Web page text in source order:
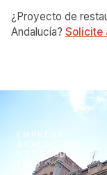
¿Proyecto de
Andalucía? Solicite
EMPRESA
ACREDITADA
K7 · DESDE
1988